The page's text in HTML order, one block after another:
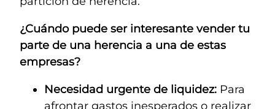
¿Cuándo puede ser interesante vender tu
parte de una herencia a una de estas
empresas?
Necesidad urgente de liquidez: Para
afrontar gastos inesperados o realizar